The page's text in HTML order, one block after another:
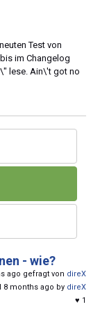
Test von
im Changelog
lese. Ain\'t got no
- wie?
ago gefragt von direX
8 months ago by direX
♥ 1